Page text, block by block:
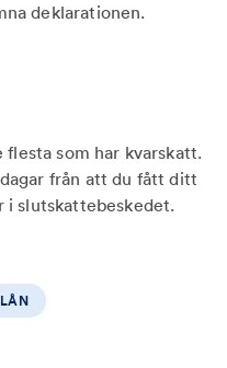
deklarationen.
som har kvarskatt.
från att du fått ditt
i slutskattebeskedet.
LÅN